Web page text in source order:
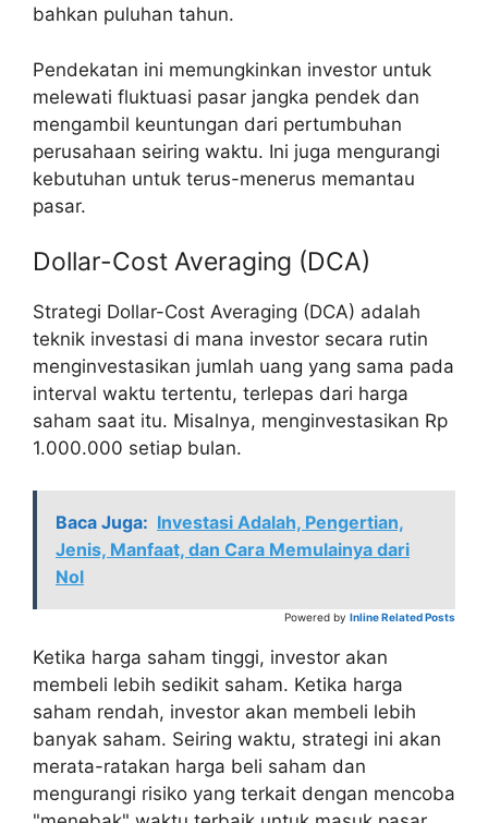
bahkan puluhan tahun.
Pendekatan ini memungkinkan investor untuk
melewati fluktuasi pasar jangka pendek dan
mengambil keuntungan dari pertumbuhan
perusahaan seiring waktu. Ini juga mengurangi
kebutuhan untuk terus-menerus memantau
pasar.
Dollar-Cost Averaging (DCA)
Strategi Dollar-Cost Averaging (DCA) adalah
teknik investasi di mana investor secara rutin
menginvestasikan jumlah uang yang sama pada
interval waktu tertentu, terlepas dari harga
saham saat itu. Misalnya, menginvestasikan Rp
1.000.000 setiap bulan.
Baca Juga: Investasi Adalah, Pengertian,
Jenis, Manfaat, dan Cara Memulainya dari
Nol
Powered by Inline Related Posts
Ketika harga saham tinggi, investor akan
membeli lebih sedikit saham. Ketika harga
saham rendah, investor akan membeli lebih
banyak saham. Seiring waktu, strategi ini akan
merata-ratakan harga beli saham dan
mengurangi risiko yang terkait dengan mencoba